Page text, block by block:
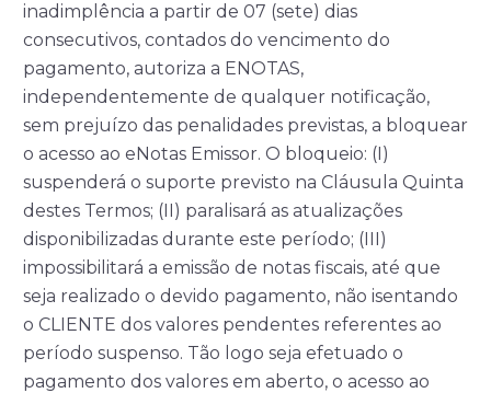
inadimplência a partir de 07 (sete) dias
consecutivos, contados do vencimento do
pagamento, autoriza a ENOTAS,
independentemente de qualquer notificação,
sem prejuízo das penalidades previstas, a bloquear
o acesso ao eNotas Emissor. O bloqueio: (I)
suspenderá o suporte previsto na Cláusula Quinta
destes Termos; (II) paralisará as atualizações
disponibilizadas durante este período; (III)
impossibilitará a emissão de notas fiscais, até que
seja realizado o devido pagamento, não isentando
o CLIENTE dos valores pendentes referentes ao
período suspenso. Tão logo seja efetuado o
pagamento dos valores em aberto, o acesso ao